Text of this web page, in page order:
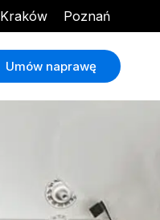
Kraków Poznań
Umów naprawę